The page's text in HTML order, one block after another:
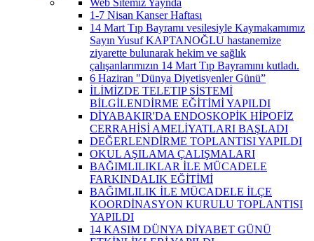
1-7 Nisan Kanser Haftası
14 Mart Tıp Bayramı vesilesiyle Kaymakamımız
Sayın Yusuf KAPTANOĞLU hastanemize
ziyarette bulunarak hekim ve sağlık
çalışanlarımızın 14 Mart Tıp Bayramını kutladı.
6 Haziran "Dünya Diyetisyenler Günü”
İLİMİZDE TELETIP SİSTEMİ
BİLGİLENDİRME EĞİTİMİ YAPILDI
DİYABAKIR'DA ENDOSKOPİK HİPOFİZ
CERRAHİSİ AMELİYATLARI BAŞLADI
DEĞERLENDİRME TOPLANTISI YAPILDI
OKUL AŞILAMA ÇALIŞMALARI
BAĞIMLILIKLAR İLE MÜCADELE
FARKINDALIK EĞİTİMİ
BAĞIMLILIK İLE MÜCADELE İLÇE
KOORDİNASYON KURULU TOPLANTISI
YAPILDI
14 KASIM DÜNYA DİYABET GÜNÜ